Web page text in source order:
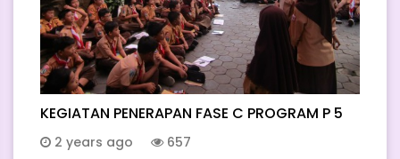
KEGIATAN PENERAPAN FASE C PROGRAM P 5
2 years ago 657